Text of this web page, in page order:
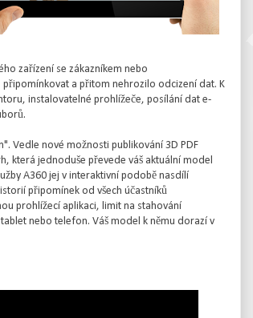
zařízení se zákazníkem nebo
a přitom nehrozilo odcizení dat. K
instalovatelné prohlížeče, posílání dat e-
Vedle nové možnosti publikování 3D PDF
která jednoduše převede váš aktuální model
A360 jej v interaktivní podobě nasdílí
připomínek od všech účastníků
prohlížecí aplikaci, limit na stahování
nebo telefon. Váš model k němu dorazí v